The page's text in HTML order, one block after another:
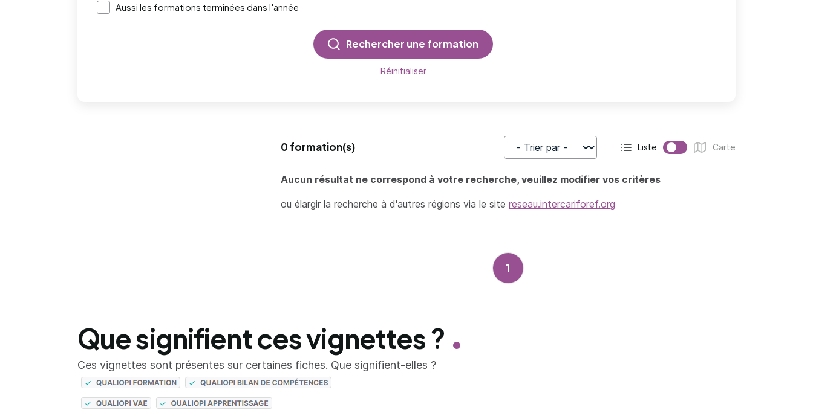
Aussi les formations terminées dans l'année
Rechercher une formation
Réinitialiser
0 formation(s)
Trier par Affichage actif :
Liste
Affichage :
Carte
Aucun résultat ne correspond à votre recherche, veuillez modifier vos critères
ou élargir la recherche à d'autres régions via le site reseau.intercariforef.org
1
Que signifient ces vignettes ?
Ces vignettes sont présentes sur certaines fiches. Que signifient-elles ?